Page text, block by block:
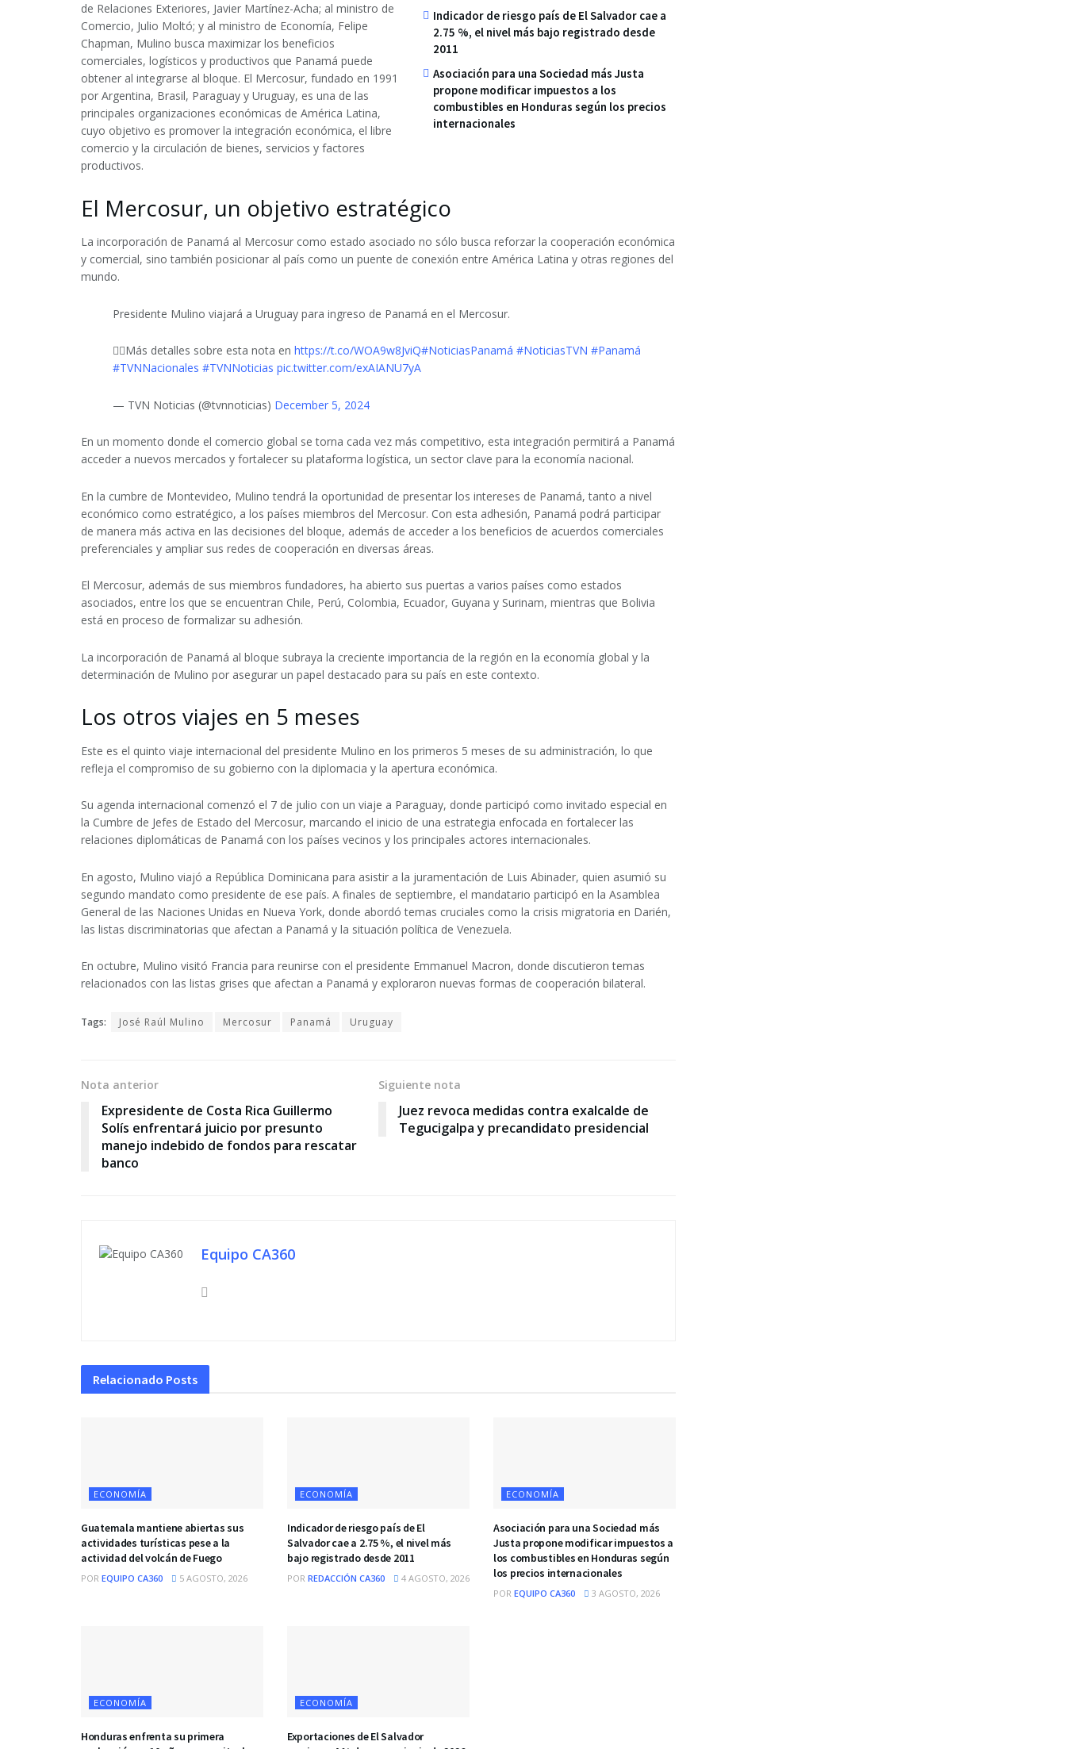
Indicador de riesgo país de El Salvador cae a
2.75 %, el nivel más bajo registrado desde
2011
Asociación para una Sociedad más Justa
propone modificar impuestos a los
combustibles en Honduras según los precios
internacionales
de Relaciones Exteriores, Javier Martínez-Acha; al ministro de
Comercio, Julio Moltó; y al ministro de Economía, Felipe
Chapman, Mulino busca maximizar los beneficios
comerciales, logísticos y productivos que Panamá puede
obtener al integrarse al bloque. El Mercosur, fundado en 1991
por Argentina, Brasil, Paraguay y Uruguay, es una de las
principales organizaciones económicas de América Latina,
cuyo objetivo es promover la integración económica, el libre
comercio y la circulación de bienes, servicios y factores
productivos.
El Mercosur, un objetivo estratégico
La incorporación de Panamá al Mercosur como estado asociado no sólo busca reforzar la cooperación económica
y comercial, sino también posicionar al país como un puente de conexión entre América Latina y otras regiones del
mundo.
Presidente Mulino viajará a Uruguay para ingreso de Panamá en el Mercosur.
👉🏻Más detalles sobre esta nota en https://t.co/WOA9w8JviQ#NoticiasPanamá #NoticiasTVN #Panamá
#TVNNacionales #TVNNoticias pic.twitter.com/exAIANU7yA
— TVN Noticias (@tvnnoticias) December 5, 2024
En un momento donde el comercio global se torna cada vez más competitivo, esta integración permitirá a Panamá
acceder a nuevos mercados y fortalecer su plataforma logística, un sector clave para la economía nacional.
En la cumbre de Montevideo, Mulino tendrá la oportunidad de presentar los intereses de Panamá, tanto a nivel
económico como estratégico, a los países miembros del Mercosur. Con esta adhesión, Panamá podrá participar
de manera más activa en las decisiones del bloque, además de acceder a los beneficios de acuerdos comerciales
preferenciales y ampliar sus redes de cooperación en diversas áreas.
El Mercosur, además de sus miembros fundadores, ha abierto sus puertas a varios países como estados
asociados, entre los que se encuentran Chile, Perú, Colombia, Ecuador, Guyana y Surinam, mientras que Bolivia
está en proceso de formalizar su adhesión.
La incorporación de Panamá al bloque subraya la creciente importancia de la región en la economía global y la
determinación de Mulino por asegurar un papel destacado para su país en este contexto.
Los otros viajes en 5 meses
Este es el quinto viaje internacional del presidente Mulino en los primeros 5 meses de su administración, lo que
refleja el compromiso de su gobierno con la diplomacia y la apertura económica.
Su agenda internacional comenzó el 7 de julio con un viaje a Paraguay, donde participó como invitado especial en
la Cumbre de Jefes de Estado del Mercosur, marcando el inicio de una estrategia enfocada en fortalecer las
relaciones diplomáticas de Panamá con los países vecinos y los principales actores internacionales.
En agosto, Mulino viajó a República Dominicana para asistir a la juramentación de Luis Abinader, quien asumió su
segundo mandato como presidente de ese país. A finales de septiembre, el mandatario participó en la Asamblea
General de las Naciones Unidas en Nueva York, donde abordó temas cruciales como la crisis migratoria en Darién,
las listas discriminatorias que afectan a Panamá y la situación política de Venezuela.
En octubre, Mulino visitó Francia para reunirse con el presidente Emmanuel Macron, donde discutieron temas
relacionados con las listas grises que afectan a Panamá y exploraron nuevas formas de cooperación bilateral.
Tags: José Raúl Mulino Mercosur Panamá Uruguay
Nota anterior
Expresidente de Costa Rica Guillermo
Solís enfrentará juicio por presunto
manejo indebido de fondos para rescatar
banco
Siguiente nota
Juez revoca medidas contra exalcalde de
Tegucigalpa y precandidato presidencial
Equipo CA360
Relacionado Posts
ECONOMÍA
Guatemala mantiene abiertas sus
actividades turísticas pese a la
actividad del volcán de Fuego
POR EQUIPO CA360 5 AGOSTO, 2026
ECONOMÍA
Indicador de riesgo país de El
Salvador cae a 2.75 %, el nivel más
bajo registrado desde 2011
POR REDACCIÓN CA360 4 AGOSTO, 2026
ECONOMÍA
Asociación para una Sociedad más
Justa propone modificar impuestos a
los combustibles en Honduras según
los precios internacionales
POR EQUIPO CA360 3 AGOSTO, 2026
ECONOMÍA
Honduras enfrenta su primera
ECONOMÍA
Exportaciones de El Salvador